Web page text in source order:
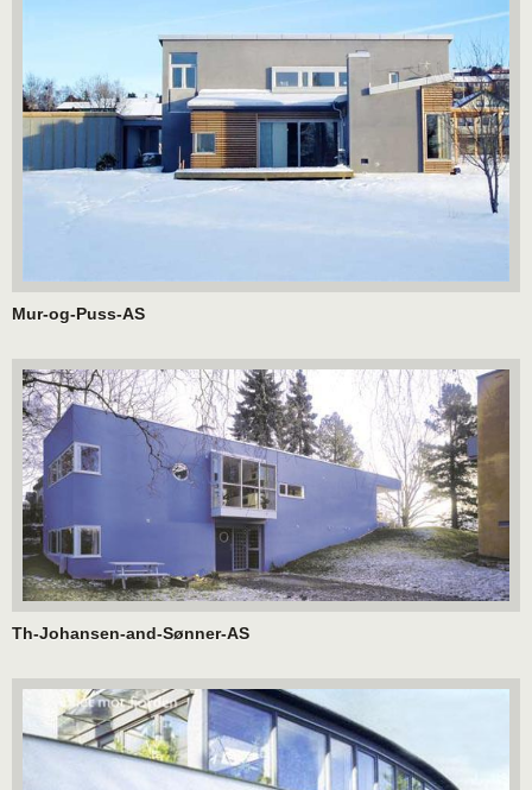
Mur-og-Puss-AS
Th-Johansen-and-Sønner-AS